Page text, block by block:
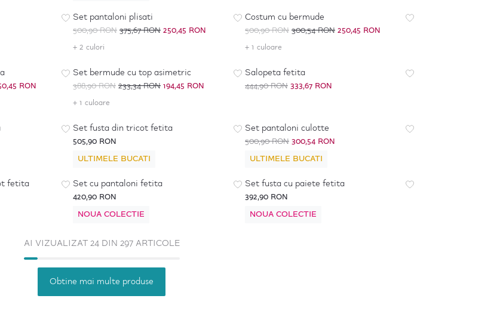
Set pantaloni plisati
500,90 RON375,67 RON250,45 RON
+ 2 culori
Costum cu bermude
500,90 RON300,54 RON250,45 RON
+ 1 culoare
RON
- 50%*
Set bermude cu top asimetric
388,90 RON233,34 RON194,45 RON
+ 1 culoare
-25%
Salopeta fetita
444,90 RON333,67 RON
Set fusta din tricot fetita
505,90 RON
ULTIMELE BUCATI
Set pantaloni culotte
500,90 RON300,54 RON
ULTIMELE BUCATI
fetita Set cu pantaloni fetita
420,90 RON
NOUA COLECTIE
Set fusta cu paiete fetita
392,90 RON
NOUA COLECTIE
AI VIZUALIZAT 24 DIN 297 ARTICOLE
Obtine mai multe produse